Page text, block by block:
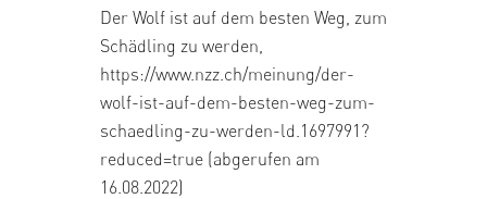
Der Wolf ist auf dem besten Weg, zum
Schädling zu werden,
https://www.nzz.ch/meinung/der-
wolf-ist-auf-dem-besten-weg-zum-
schaedling-zu-werden-ld.1697991?
reduced=true (abgerufen am
16.08.2022)